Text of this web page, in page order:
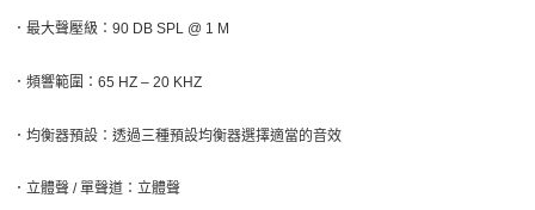
． 最大聲壓級： 90 DB SPL @ 1 M
． 頻響範圍： 65 HZ – 20 KHZ
． 均衡器預設：透過三種預設均衡器選擇適當的音效
． 立體聲 /單聲道：立體聲